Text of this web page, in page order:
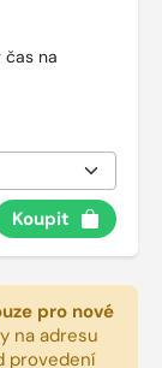
čas na
Koupit
pro nové
na adresu
provedení